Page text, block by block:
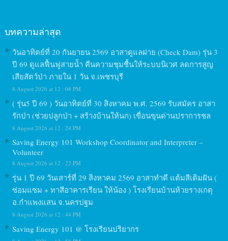
บทความล่าสุด
วันอาทิตย์ที่ 20 กันยายน 2569 อาสาดูแลฝาย (Check Dam) รุ่น 3
ปี 69 ดูแลฟื้นฟูสายน้ำ คืนความชุมชื้นให้ระบบนิเวศ ลดการสูญ
เสียสัตว์ป่า ภายใน 1 วัน จ.เพชรบุรี
8 August 2026 at 12 : 04 PM
( รุ่น5 ปี 69 ) วันอาทิตย์ที่ 30 สิงหาคม พ.ศ. 2569 รับสมัคร อาสา
รักป่า (ช่วยปลูกป่า + สร้างบ้านให้นก) เขื่อนขุนด่านปราการชล
8 August 2026 at 12 : 24 PM
Saving Energy 101 Workshop Coordinator and Interpreter –
Volunteer
8 August 2026 at 12 : 22 PM
รุ่น 1 ปี 69 วันเสาร์ที่ 29 สิงหาคม 2569 อาสาทำดี แต้มสีเติมฝัน (
ซ่อมแซม + ทาสีอาคารเรียน ให้น้อง ) โรงเรียนบ้านห้วยรางเกตุ
อ.กำแพงแสน จ.นครปฐม
8 August 2026 at 12 : 44 PM
Saving Energy 101 @ โรงเรียนปริยากร